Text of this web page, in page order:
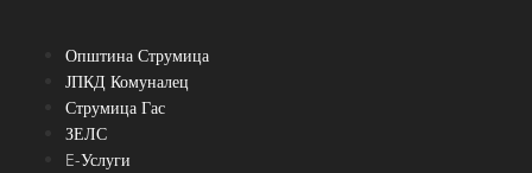
Општина Струмица
ЈПКД Комуналец
Струмица Гас
ЗЕЛС
E-Услуги